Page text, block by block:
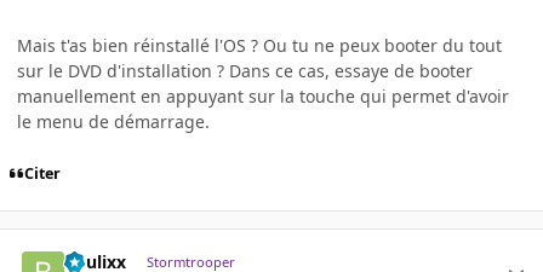
Mais t'as bien réinstallé l'OS ? Ou tu ne peux booter du tout
sur le DVD d'installation ? Dans ce cas, essaye de booter
manuellement en appuyant sur la touche qui permet d'avoir
le menu de démarrage.
Citer
boulixx Stormtrooper